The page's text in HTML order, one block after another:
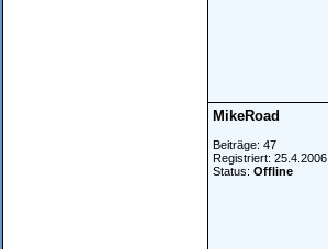
MikeRoad
Beiträge: 47
Registriert: 25.4.2006
Status: Offline